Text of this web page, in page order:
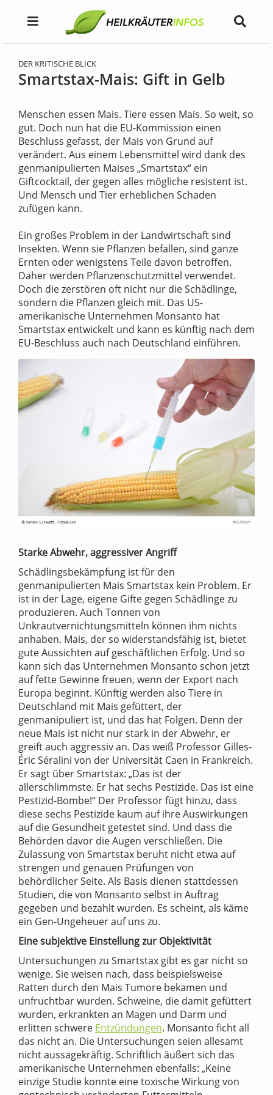
DER KRITISCHE BLICK
Smartstax-Mais: Gift in Gelb
Menschen essen Mais. Tiere essen Mais. So weit, so
gut. Doch nun hat die EU-Kommission einen
Beschluss gefasst, der Mais von Grund auf
verändert. Aus einem Lebensmittel wird dank des
genmanipulierten Maises „Smartstax“ ein
Giftcocktail, der gegen alles mögliche resistent ist.
Und Mensch und Tier erheblichen Schaden
zufügen kann.
Ein großes Problem in der Landwirtschaft sind
Insekten. Wenn sie Pflanzen befallen, sind ganze
Ernten oder wenigstens Teile davon betroffen.
Daher werden Pflanzenschutzmittel verwendet.
Doch die zerstören oft nicht nur die Schädlinge,
sondern die Pflanzen gleich mit. Das US-
amerikanische Unternehmen Monsanto hat
Smartstax entwickelt und kann es künftig nach dem
EU-Beschluss auch nach Deutschland einführen.
Starke Abwehr, aggressiver Angriff
Schädlingsbekämpfung ist für den
genmanipulierten Mais Smartstax kein Problem. Er
ist in der Lage, eigene Gifte gegen Schädlinge zu
produzieren. Auch Tonnen von
Unkrautvernichtungsmitteln können ihm nichts
anhaben. Mais, der so widerstandsfähig ist, bietet
gute Aussichten auf geschäftlichen Erfolg. Und so
kann sich das Unternehmen Monsanto schon jetzt
auf fette Gewinne freuen, wenn der Export nach
Europa beginnt. Künftig werden also Tiere in
Deutschland mit Mais gefüttert, der
genmanipuliert ist, und das hat Folgen. Denn der
neue Mais ist nicht nur stark in der Abwehr, er
greift auch aggressiv an. Das weiß Professor Gilles-
Éric Séralini von der Universität Caen in Frankreich.
Er sagt über Smartstax: „Das ist der
allerschlimmste. Er hat sechs Pestizide. Das ist eine
Pestizid-Bombe!“ Der Professor fügt hinzu, dass
diese sechs Pestizide kaum auf ihre Auswirkungen
auf die Gesundheit getestet sind. Und dass die
Behörden davor die Augen verschließen. Die
Zulassung von Smartstax beruht nicht etwa auf
strengen und genauen Prüfungen von
behördlicher Seite. Als Basis dienen stattdessen
Studien, die von Monsanto selbst in Auftrag
gegeben und bezahlt wurden. Es scheint, als käme
ein Gen-Ungeheuer auf uns zu.
Eine subjektive Einstellung zur Objektivität
Untersuchungen zu Smartstax gibt es gar nicht so
wenige. Sie weisen nach, dass beispielsweise
Ratten durch den Mais Tumore bekamen und
unfruchtbar wurden. Schweine, die damit gefüttert
wurden, erkrankten an Magen und Darm und
erlitten schwere Entzündungen. Monsanto ficht all
das nicht an. Die Untersuchungen seien allesamt
nicht aussagekräftig. Schriftlich äußert sich das
amerikanische Unternehmen ebenfalls: „Keine
einzige Studie konnte eine toxische Wirkung von